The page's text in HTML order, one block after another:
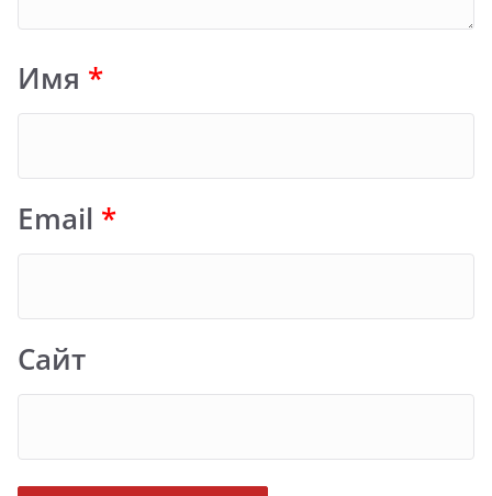
Имя *
Email *
Сайт